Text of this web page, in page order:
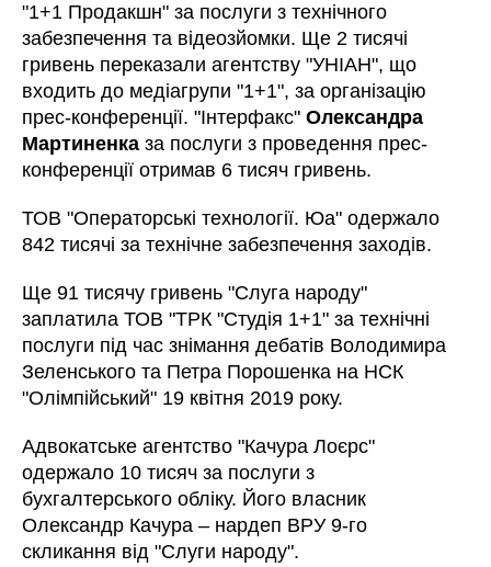
"1+1 Продакшн" за послуги з технічного
забезпечення та відеозйомки. Ще 2 тисячі
гривень переказали агентству "УНІАН", що
входить до медіагрупи "1+1", за організацію
прес-конференції. "Інтерфакс"Олександра
Мартиненка за послуги з проведення прес-
конференції отримав 6 тисяч гривень.
ТОВ "Операторські технології. Юа" одержало
842 тисячі за технічне забезпечення заходів.
Ще 91 тисячу гривень "Слуга народу"
заплатила ТОВ "ТРК "Студія 1+1" за технічні
послуги під час знімання дебатів Володимира
Зеленського та Петра Порошенка на НСК
"Олімпійський" 19 квітня 2019 року.
Адвокатське агентство "Качура Лоєрс"
одержало 10 тисяч за послуги з
бухгалтерського обліку. Його власник
Олександр Качура – нардеп ВРУ 9-го
скликання від "Слуги народу".